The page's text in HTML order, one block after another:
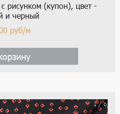
рисунком (купон), цвет -
и черный
руб/м
1 / 6